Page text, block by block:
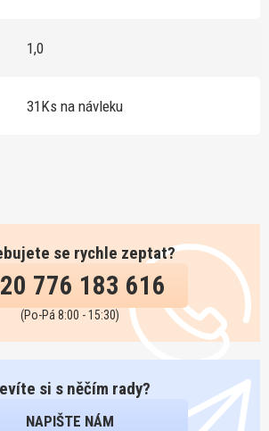
se rychle zeptat?
776 183 616
(Po-Pá 8:00 - 15:30)
si s něčím rady?
NAPIŠTE NÁM
1,0
31Ks na návleku